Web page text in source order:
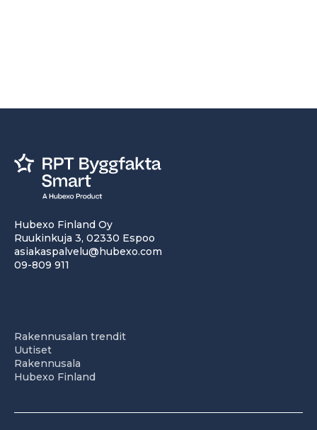
Hubexo Finland Oy
Ruukinkuja 3, 02330 Espoo
asiakaspalvelu@hubexo.com
09-809 911
Rakennusalan trendit
Uutiset
Rakennusala
Hubexo Finland